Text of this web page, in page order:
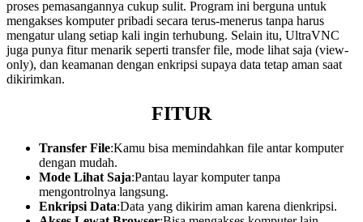
proses pemasangannya cukup sulit. Program ini berguna untuk
mengakses komputer pribadi secara terus-menerus tanpa harus
mengatur ulang setiap kali ingin terhubung. Selain itu, UltraVNC
juga punya fitur menarik seperti transfer file, mode lihat saja (view-
only), dan keamanan dengan enkripsi supaya data tetap aman saat
dikirimkan.
FITUR
Transfer File:Kamu bisa memindahkan file antar komputer
dengan mudah.
Mode Lihat Saja:Pantau layar komputer tanpa
mengontrolnya langsung.
Enkripsi Data:Data yang dikirim aman karena dienkripsi.